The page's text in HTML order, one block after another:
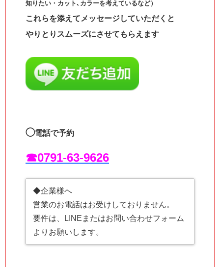
知りたい・カット､カラーを考えているなど）
これらを添えてメッセージしていただくと
やりとりスムーズにさせてもらえます
◯電話で予約
☎︎0791-63-9626
◆企業様へ
営業のお電話はお受けしておりません。
要件は、LINEまたはお問い合わせフォーム
よりお願いします。